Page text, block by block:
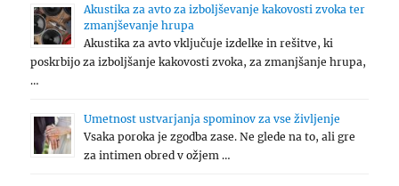
Akustika za avto za izboljševanje kakovosti zvoka ter
zmanjševanje hrupa
Akustika za avto vključuje izdelke in rešitve, ki
poskrbijo za izboljšanje kakovosti zvoka, za zmanjšanje hrupa,
…
Umetnost ustvarjanja spominov za vse življenje
Vsaka poroka je zgodba zase. Ne glede na to, ali gre
za intimen obred v ožjem …